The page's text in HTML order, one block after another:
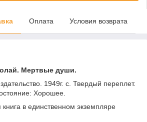
Оплата Условия возврата
Мертвые души.
1949г. с. Твердый переплет.
Хорошее.
книга в единственном экземпляре